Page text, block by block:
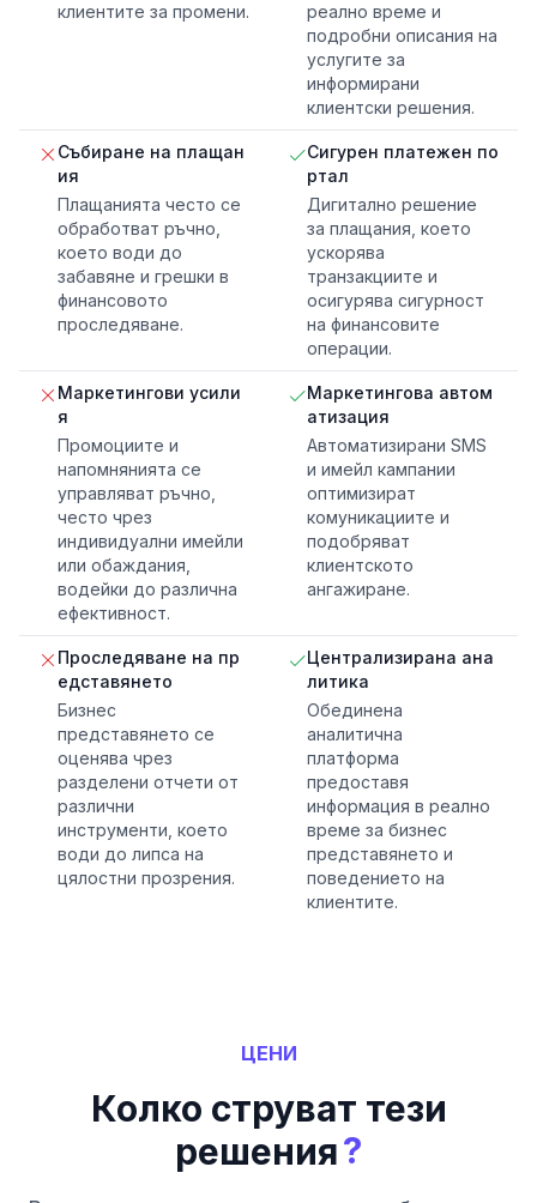
клиентите за промени.
реално време и
подробни описания на
услугите за
информирани
клиентски решения.
Събиране на плащан
ия
Плащанията често се
обработват ръчно,
което води до
забавяне и грешки в
финансовото
проследяване.
Сигурен платежен по
ртал
Дигитално решение
за плащания, което
ускорява
транзакциите и
осигурява сигурност
на финансовите
операции.
Маркетингови усили
я
Промоциите и
напомнянията се
управляват ръчно,
често чрез
индивидуални имейли
или обаждания,
водейки до различна
ефективност.
Маркетингова автом
атизация
Автоматизирани SMS
и имейл кампании
оптимизират
комуникациите и
подобряват
клиентското
ангажиране.
Проследяване на пр
едставянето
Бизнес
представянето се
оценява чрез
разделени отчети от
различни
инструменти, което
води до липса на
цялостни прозрения.
Централизирана ана
литика
Обединена
аналитична
платформа
предоставя
информация в реално
време за бизнес
представянето и
поведението на
клиентите.
ЦЕНИ
Колко струват тези
решения?